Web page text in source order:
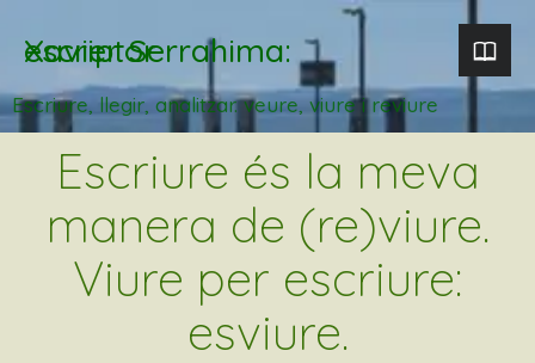
Xavier Serrahima: escriptor
Escriure, llegir, analitzar. veure, viure i reviure
Escriure és la meva
manera de (re)viure.
Viure per escriure:
esviure.